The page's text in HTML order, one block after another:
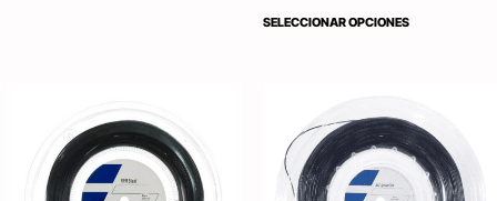
SELECCIONAR OPCIONES